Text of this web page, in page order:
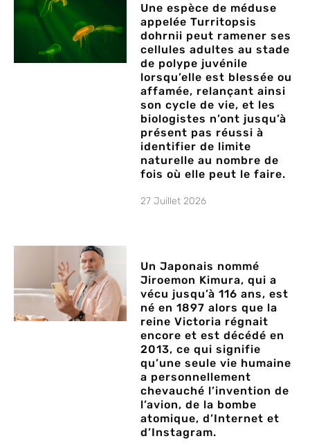
Une espèce de méduse
appelée Turritopsis
dohrnii peut ramener ses
cellules adultes au stade
de polype juvénile
lorsqu’elle est blessée ou
affamée, relançant ainsi
son cycle de vie, et les
biologistes n’ont jusqu’à
présent pas réussi à
identifier de limite
naturelle au nombre de
fois où elle peut le faire.
27 Juillet 2026
Un Japonais nommé
Jiroemon Kimura, qui a
vécu jusqu’à 116 ans, est
né en 1897 alors que la
reine Victoria régnait
encore et est décédé en
2013, ce qui signifie
qu’une seule vie humaine
a personnellement
chevauché l’invention de
l’avion, de la bombe
atomique, d’Internet et
d’Instagram.